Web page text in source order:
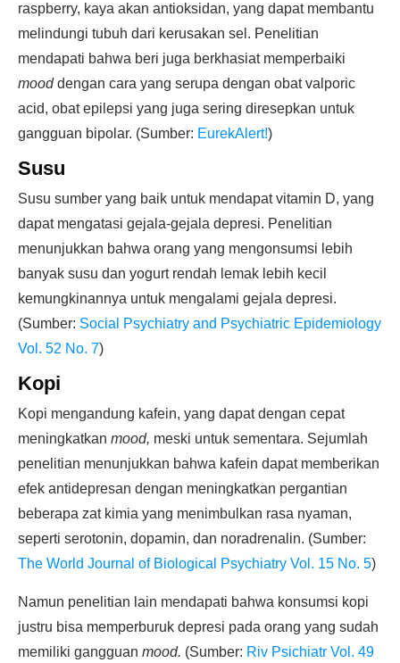
raspberry, kaya akan antioksidan, yang dapat membantu
melindungi tubuh dari kerusakan sel. Penelitian
mendapati bahwa beri juga berkhasiat memperbaiki
mooddengan cara yang serupa dengan obat valporic
acid, obat epilepsi yang juga sering diresepkan untuk
gangguan bipolar. (Sumber: EurekAlert!)
Susu
Susu sumber yang baik untuk mendapat vitamin D, yang
dapat mengatasi gejala-gejala depresi. Penelitian
menunjukkan bahwa orang yang mengonsumsi lebih
banyak susu dan yogurt rendah lemak lebih kecil
kemungkinannya untuk mengalami gejala depresi.
(Sumber: Social Psychiatry and Psychiatric Epidemiology
Vol. 52 No. 7)
Kopi
Kopi mengandung kafein, yang dapat dengan cepat
meningkatkan mood, meski untuk sementara. Sejumlah
penelitian menunjukkan bahwa kafein dapat memberikan
efek antidepresan dengan meningkatkan pergantian
beberapa zat kimia yang menimbulkan rasa nyaman,
seperti serotonin, dopamin, dan noradrenalin. (Sumber:
The World Journal of Biological Psychiatry Vol. 15 No. 5)
Namun penelitian lain mendapati bahwa konsumsi kopi
justru bisa memperburuk depresi pada orang yang sudah
memiliki gangguan mood. (Sumber: Riv Psichiatr Vol. 49